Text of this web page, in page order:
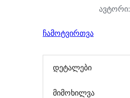
ავტორი:
ჩამოტვირთვა
დეტალები
მიმოხილვა